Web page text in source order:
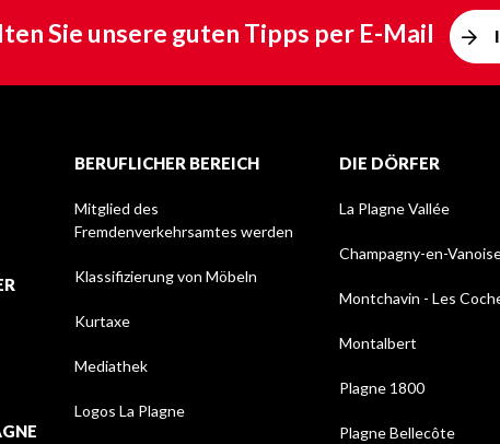
Sie unsere guten Tipps per E-Mail
BERUFLICHER BEREICH
Mitglied des
Fremdenverkehrsamtes werden
Klassifizierung von Möbeln
Kurtaxe
Mediathek
Logos La Plagne
DIE DÖRFER
La Plagne Vallée
Champagny-en-
Montchavin - Les
Montalbert
Plagne 1800
Plagne Bellecôte